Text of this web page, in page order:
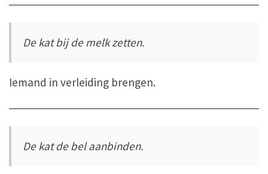
De kat bij de melk zetten.
Iemand in verleiding brengen.
De kat de bel aanbinden.